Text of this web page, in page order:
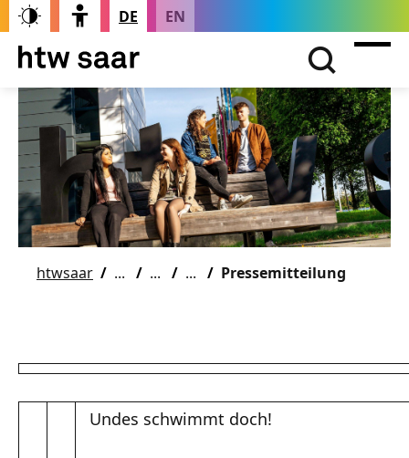
DE EN
htwsaar Pressemitteilung
Undes schwimmt doch!